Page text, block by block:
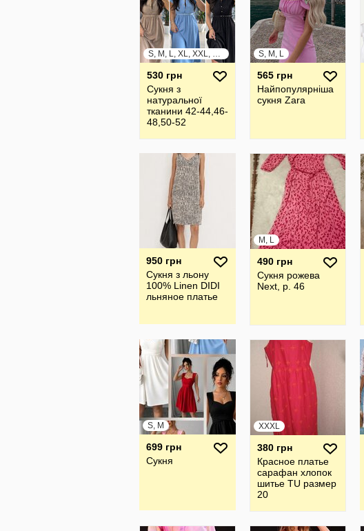
S, M, L, XL, XXL, XXXL
530 грн
Сукня з
натуральної
тканини 42-44,46-
48,50-52
S, M, L
565 грн
Найпопулярніша
сукня Zara
950 грн
Сукня з льону
100% Linen DIDI
льняное платье
M, L
490 грн
Сукня рожева
Next, р. 46
S, M
699 грн
Сукня
XXXL
380 грн
Красное платье
сарафан хлопок
шитье TU размер
20